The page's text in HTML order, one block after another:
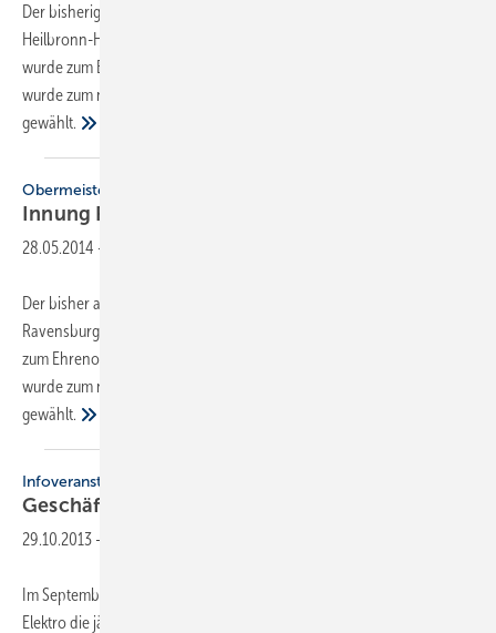
Der bisherige Obermeister der Innung ­Sanitär-Heizung-Klima
Heilbronn-Hohenlohe, Horst Fischer, hat sein Amt abgegeben. Er
wurde zum Ehrenobermeister ernannt. Martin Freisleben aus Flein
wurde zum neuen Obermeister
gewählt.
Obermeisterwechsel
Innung Ravensburg
28.05.2014 -
Der bisher amtierende Obermeister der Sanitär-Heizung-Klima-Innung
Ravensburg, Joachim Krimmer, hat sein Amt abgegeben. Er wurde
zum Ehrenobermeister ernannt. Andreas Heimpel aus Weingarten
wurde zum neuen Obermeister
gewählt.
Infoveranstaltung
Geschäftsführer der Innungen
29.10.2013 -
Im September führten die Fachverbände Sanitär-Heizung-Klima und
Elektro die jährliche Informationsveranstaltung für die Innungs-